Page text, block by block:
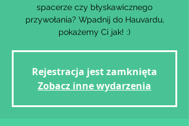
spacerze czy błyskawicznego
przywołania? Wpadnij do Hauvardu,
Rejestracja jest zamknięta
Zobacz inne wydarzenia